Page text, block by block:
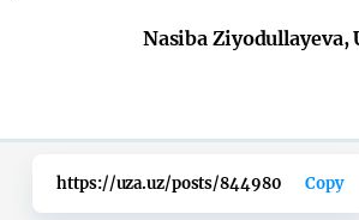
Nasiba Ziyodullayeva,
https://uza.uz/posts/844980 Copy